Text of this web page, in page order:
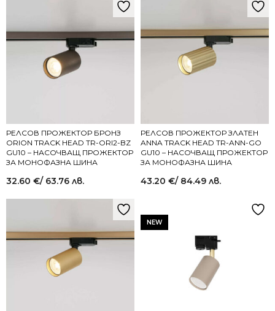
РЕЛСОВ ПРОЖЕКТОР БРОНЗ
ORION TRACK HEAD TR-ORI2-BZ
GU10 – НАСОЧВАЩ ПРОЖЕКТОР
ЗА МОНОФАЗНА ШИНА
32.60 €/ 63.76 лв.
РЕЛСОВ ПРОЖЕКТОР ЗЛАТЕН
ANNA TRACK HEAD TR-ANN-GO
GU10 – НАСОЧВАЩ ПРОЖЕКТОР
ЗА МОНОФАЗНА ШИНА
43.20 €/ 84.49 лв.
NEW